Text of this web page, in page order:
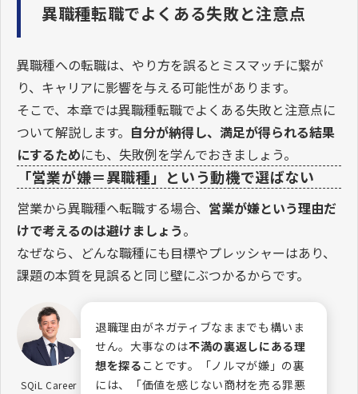
異職種転職でよくある失敗と注意点
異職種への転職は、やり方を誤るとミスマッチに繋が
り、キャリアに影響を与える可能性があります。
そこで、本章では異職種転職でよくある失敗と注意点に
ついて解説します。 自分が納得し、満足が得られる結果
にするためにも、失敗例を学んでおきましょう。
「営業が嫌＝異職種」という動機で選ばない
営業から異職種へ転職する場合、 営業が嫌という理由だ
けで考えるのは避けましょう。
なぜなら、どんな職種にも目標やプレッシャーはあり、
課題の本質を見誤ると同じ壁にぶつかるからです。
SQiL Career
退職理由がネガティブなままでも構いま
せん。大事なのは不満の裏返しにある理
想を探る ことです。「ノルマが嫌」の裏
には、「価値を感じない商材を売る罪悪